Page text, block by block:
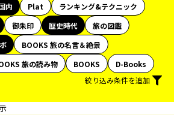
内 Plat
ランキング&テクニック
御朱印 歴史時代
旅の図鑑
BOOKS 旅の名言＆絶景
旅の読み物 BOOKS
D-Books
絞り込み条件を追加